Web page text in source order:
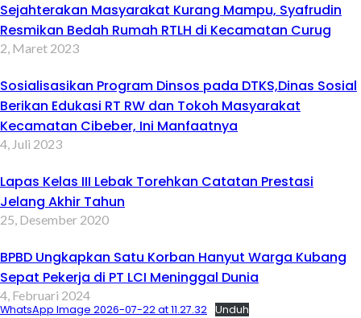
Sejahterakan Masyarakat Kurang Mampu, Syafrudin
Resmikan Bedah Rumah RTLH di Kecamatan Curug
2, Maret 2023
Sosialisasikan Program Dinsos pada DTKS,Dinas Sosial
Berikan Edukasi RT RW dan Tokoh Masyarakat
Kecamatan Cibeber, Ini Manfaatnya
4, Juli 2023
Lapas Kelas III Lebak Torehkan Catatan Prestasi
Jelang Akhir Tahun
25, Desember 2020
BPBD Ungkapkan Satu Korban Hanyut Warga Kubang
Sepat Pekerja di PT LCI Meninggal Dunia
4, Februari 2024
WhatsApp Image 2026-07-22 at 11.27.32 Unduh